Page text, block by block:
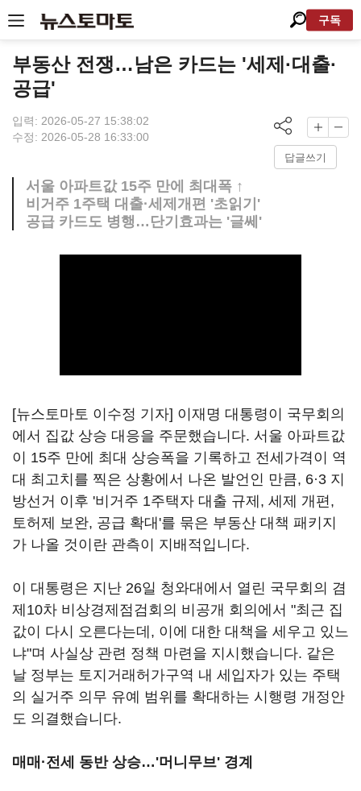
구독
부동산 전쟁…남은 카드는 '세제·대출·
공급'
입력: 2026-05-27 15:38:02
수정: 2026-05-28 16:33:00
답글쓰기
서울 아파트값 15주 만에 최대폭 ↑
비거주 1주택 대출·세제개편 '초읽기'
공급 카드도 병행…단기효과는 '글쎄'
[뉴스토마토 이수정 기자] 이재명 대통령이 국무회의
에서 집값 상승 대응을 주문했습니다. 서울 아파트값
이 15주 만에 최대 상승폭을 기록하고 전세가격이 역
대 최고치를 찍은 상황에서 나온 발언인 만큼, 6·3 지
방선거 이후 '비거주 1주택자 대출 규제, 세제 개편,
토허제 보완, 공급 확대'를 묶은 부동산 대책 패키지
가 나올 것이란 관측이 지배적입니다.
이 대통령은 지난 26일 청와대에서 열린 국무회의 겸
제10차 비상경제점검회의 비공개 회의에서 "최근 집
값이 다시 오른다는데, 이에 대한 대책을 세우고 있느
냐"며 사실상 관련 정책 마련을 지시했습니다. 같은
날 정부는 토지거래허가구역 내 세입자가 있는 주택
의 실거주 의무 유예 범위를 확대하는 시행령 개정안
도 의결했습니다.
매매·전세 동반 상승…'머니무브' 경계